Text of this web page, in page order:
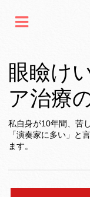
眼瞼け
ア治療
私自身が10年間、苦し
「演奏家に多い」と
ます。